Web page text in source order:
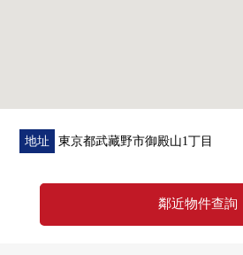
地址 東京都武藏野市御殿山1丁目
鄰近物件查詢